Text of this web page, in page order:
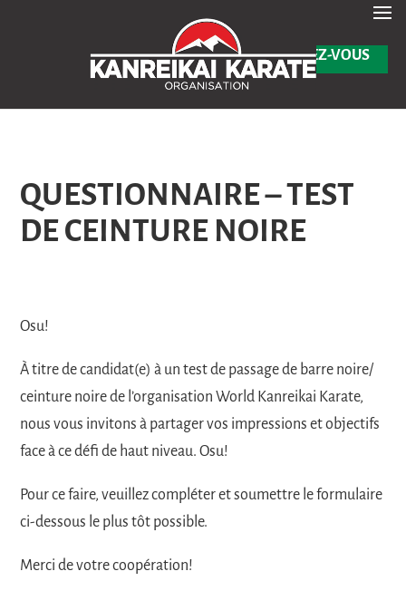
✕
En savoir plus
INSCRIVEZ-VOUS
QUESTIONNAIRE – TEST
DE CEINTURE NOIRE
Osu!
À titre de candidat(e) à un test de passage de barre noire/
ceinture noire de l’organisation World Kanreikai Karate,
nous vous invitons à partager vos impressions et objectifs
face à ce défi de haut niveau. Osu!
Pour ce faire, veuillez compléter et soumettre le formulaire
ci-dessous le plus tôt possible.
Merci de votre coopération!